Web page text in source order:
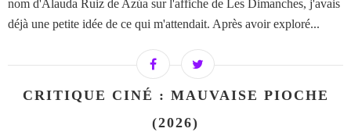
nom d'Alauda Ruiz de Azúa sur l'affiche de Les Dimanches, j'avais
déjà une petite idée de ce qui m'attendait. Après avoir exploré...
CRITIQUE CINÉ : MAUVAISE PIOCHE
(2026)